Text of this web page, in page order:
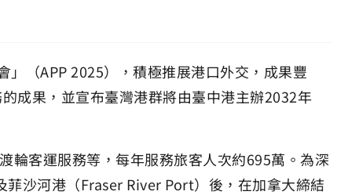
（APP 2025），積極推展港口外交，成果豐
成果，並宣布臺灣港群將由臺中港主辦2032年
輪客運服務等，每年服務旅客人次約695萬。為深
沙河港（Fraser River Port）後，在加拿大締結